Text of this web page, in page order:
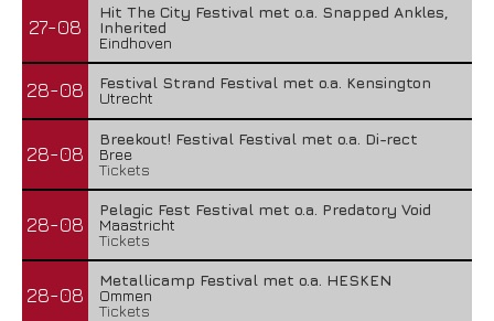
27-08
Hit The City Festival met o.a. Snapped Ankles,
Inherited
Eindhoven
28-08
Festival Strand Festival met o.a. Kensington
Utrecht
28-08
Breekout! Festival Festival met o.a. Di-rect
Bree
Tickets
28-08
Pelagic Fest Festival met o.a. Predatory Void
Maastricht
Tickets
28-08
Metallicamp Festival met o.a. HESKEN
Ommen
Tickets